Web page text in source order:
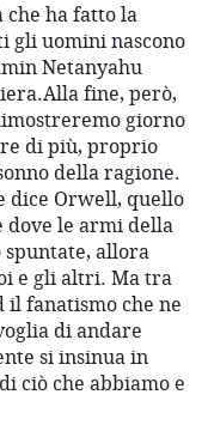
ha fatto la
gli uomini nascono
Netanyahu
fine, però,
giorno
di più, proprio
della ragione.
dice Orwell, quello
le armi della
allora
e gli altri. Ma tra
il fanatismo che ne
di andare
si insinua in
ciò che abbiamo e